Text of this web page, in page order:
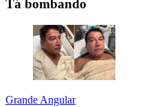
Tá bombando
Grande Angular